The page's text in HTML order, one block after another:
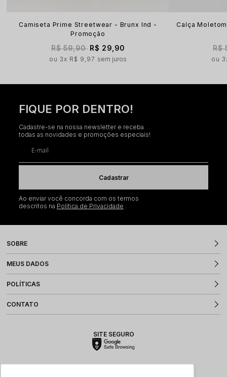
Camiseta Prime Streetwear - Brunx Ind -
Promoção
R$ 59,90 R$ 29,90
3x R$ 9,97 sem juros
Calça
R$
FIQUE POR DENTRO!
Cadastre-se na nossa newsletter e receba
todas as novidades e promoções especiais!
E-mail
Cadastrar
Ao enviar você concorda com os termos
descritos na Política de Privacidade
SOBRE
MEUS DADOS
POLÍTICAS
CONTATO
SITE SEGURO